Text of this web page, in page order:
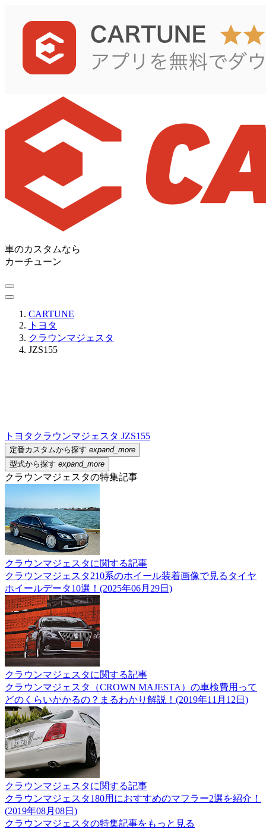
車のカスタムなら
カーチューン
CARTUNE
トヨタ
クラウンマジェスタ
JZS155
トヨタ クラウンマジェスタ JZS155
定番カスタムから探す expand_more
型式から探す expand_more
クラウンマジェスタの特集記事
クラウンマジェスタに関する記事
クラウンマジェスタ210系のホイール装着画像で見るタイヤ
ホイールデータ10選！(2025年06月29日)
クラウンマジェスタに関する記事
クラウンマジェスタ（CROWN MAJESTA）の車検費用って
どのくらいかかるの？まるわかり解説！(2019年11月12日)
クラウンマジェスタに関する記事
クラウンマジェスタ180用におすすめのマフラー2選を紹介！
(2019年08月08日)
クラウンマジェスタの特集記事をもっと見る